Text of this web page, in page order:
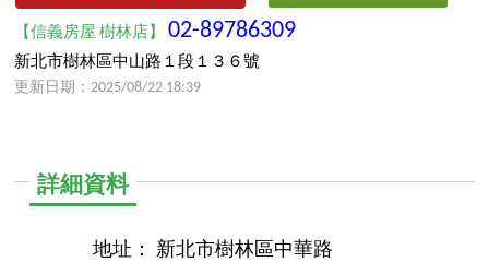
【信義房屋 樹林店】02-89786309
新北市樹林區中山路１段１３６號
更新日期：2025/08/22 18:39
詳細資料
地址：
新北市樹林區中華路